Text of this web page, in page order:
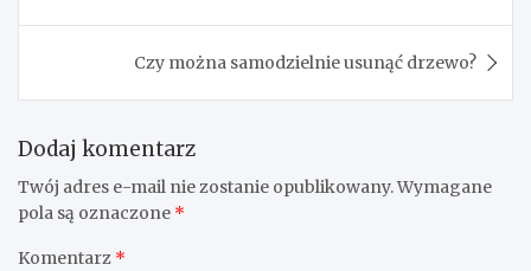
Czy można samodzielnie usunąć drzewo?
Dodaj komentarz
Twój adres e-mail nie zostanie opublikowany.Wymagane
pola są oznaczone *
Komentarz *